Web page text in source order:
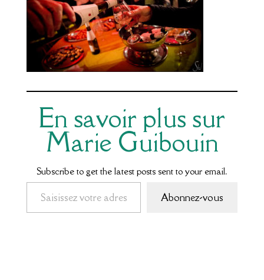
En savoir plus sur
Marie Guibouin
Subscribe to get the latest posts sent to your email.
Saisissez votre adresse e-mail…
Abonnez-vous